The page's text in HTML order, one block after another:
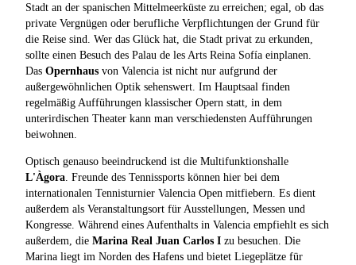
Stadt an der spanischen Mittelmeerküste zu erreichen; egal, ob das
private Vergnügen oder berufliche Verpflichtungen der Grund für
die Reise sind. Wer das Glück hat, die Stadt privat zu erkunden,
sollte einen Besuch des Palau de les Arts Reina Sofía einplanen.
Das Opernhaus von Valencia ist nicht nur aufgrund der
außergewöhnlichen Optik sehenswert. Im Hauptsaal finden
regelmäßig Aufführungen klassischer Opern statt, in dem
unterirdischen Theater kann man verschiedensten Aufführungen
beiwohnen.
Optisch genauso beeindruckend ist die Multifunktionshalle
L'Àgora . Freunde des Tennissports können hier bei dem
internationalen Tennisturnier Valencia Open mitfiebern. Es dient
außerdem als Veranstaltungsort für Ausstellungen, Messen und
Kongresse. Während eines Aufenthalts in Valencia empfiehlt es sich
außerdem, die Marina Real Juan Carlos I zu besuchen. Die
Marina liegt im Norden des Hafens und bietet Liegeplätze für